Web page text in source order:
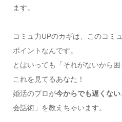
ます。
コミュ力UPのカギは、このコミ
ポイントなんです。
とはいっても「それがないから
これを見てるあなた！
婚活のプロが今からでも遅くない
会話術」を教えちゃいます。